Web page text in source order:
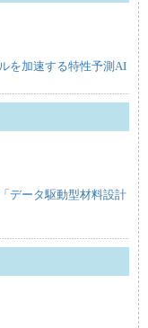
を加速する特性予測AI
データ駆動型材料設計